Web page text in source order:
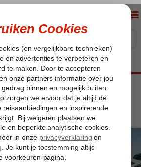
Hurghada-Stad Minamark Beach
-Hotel